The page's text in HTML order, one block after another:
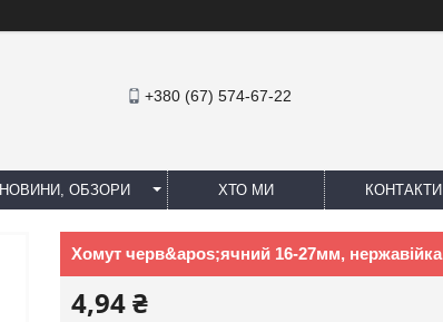
+380 (67) 574-67-22
НОВИНИ, ОБЗОРИ ХТО МИ КОНТАКТИ
Хомут черв&apos;ячний 16-27мм, нержавійка
4,94 ₴